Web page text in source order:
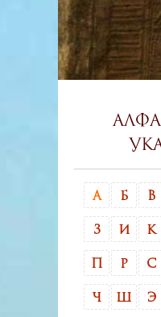
А Б В
З И К
Р С
Ч Э